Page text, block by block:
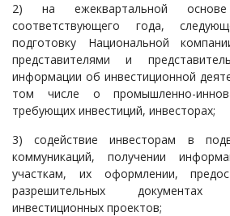
2) на ежеквартальной
соответствующего года,
подготовку Национальной
представителями и
информации об инвестиционной
том числе о промышленно-
требующих инвестиций, инвесторах;
3) содействие инвесторам в
коммуникаций, получении
участкам, их оформлении,
разрешительных
инвестиционных проектов;